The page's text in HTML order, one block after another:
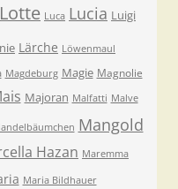
Lotte Luca Lucia Luigi
Lärche Löwenmaul
Magdeburg Magie Magnolie
Majoran Malfatti Malve
Mangold
Hazan Maremma
Maria Bildhauer